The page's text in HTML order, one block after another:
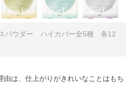
スパウダー ハイカバー全5種 各12
由は、仕上がりがきれいなことはもち